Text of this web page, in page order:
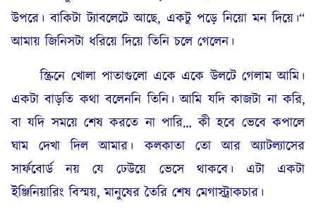
উপরে। বাকিটা ট্যাবলেটে আছে, একটু পড়ে নিয়ো মন দিয়ে।“
আমায় জিনিসটা ধরিয়ে দিয়ে তিনি চলে গেলেন।
স্ক্রিনে খোলা পাতাগুলো একে একে উলটে গেলাম আমি।
একটা বাড়তি কথা বলেননি তিনি। আমি যদি কাজটা না করি,
বা যদি সময়ে শেষ করতে না পারি… কী হবে ভেবে কপালে
ঘাম দেখা দিল আমার। কলকাতা তো আর অ্যাটল্যাসের
সার্ফবোর্ড নয় যে ঢেউয়ে ভেসে থাকবে। এটা একটা
ইঞ্জিনিয়ারিং বিস্ময়, মানুষের তৈরি শেষ মেগাস্ট্রাকচার।